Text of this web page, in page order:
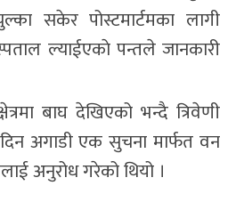
सकेर पोस्टमार्टमका लागी
ल्याईएकाे पन्तले जानकारी
बाघ देखिएको भन्दै त्रिवेणी
अगाडी एक सुचना मार्फत वन
अनुरोध गरेको थियो ।